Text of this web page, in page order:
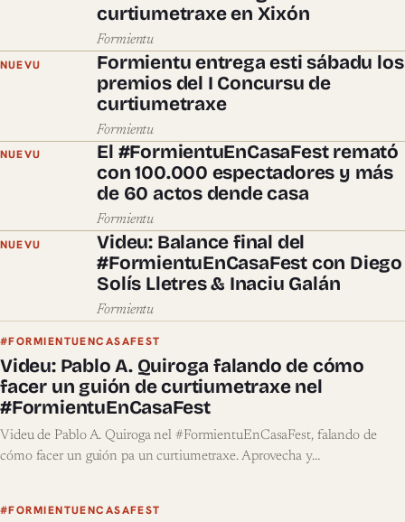
curtiumetraxe en Xixón
Formientu
NUEVU
Formientu entrega esti sábadu los
premios del I Concursu de
curtiumetraxe
Formientu
NUEVU
El #FormientuEnCasaFest remató
con 100.000 espectadores y más
de 60 actos dende casa
Formientu
NUEVU
Videu: Balance final del
#FormientuEnCasaFest con Diego
Solís Lletres & Inaciu Galán
Formientu
#FORMIENTUENCASAFEST
Videu: Pablo A. Quiroga falando de cómo
facer un guión de curtiumetraxe nel
#FormientuEnCasaFest
Videu de Pablo A. Quiroga nel #FormientuEnCasaFest, falando de
cómo facer un guión pa un curtiumetraxe. Aprovecha y…
#FORMIENTUENCASAFEST